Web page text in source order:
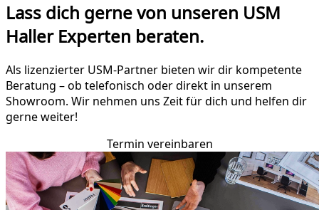
Lass dich gerne von unseren USM
Haller Experten beraten.
Als lizenzierter USM-Partner bieten wir dir kompetente
Beratung – ob telefonisch oder direkt in unserem
Showroom. Wir nehmen uns Zeit für dich und helfen dir
gerne weiter!
Termin vereinbaren